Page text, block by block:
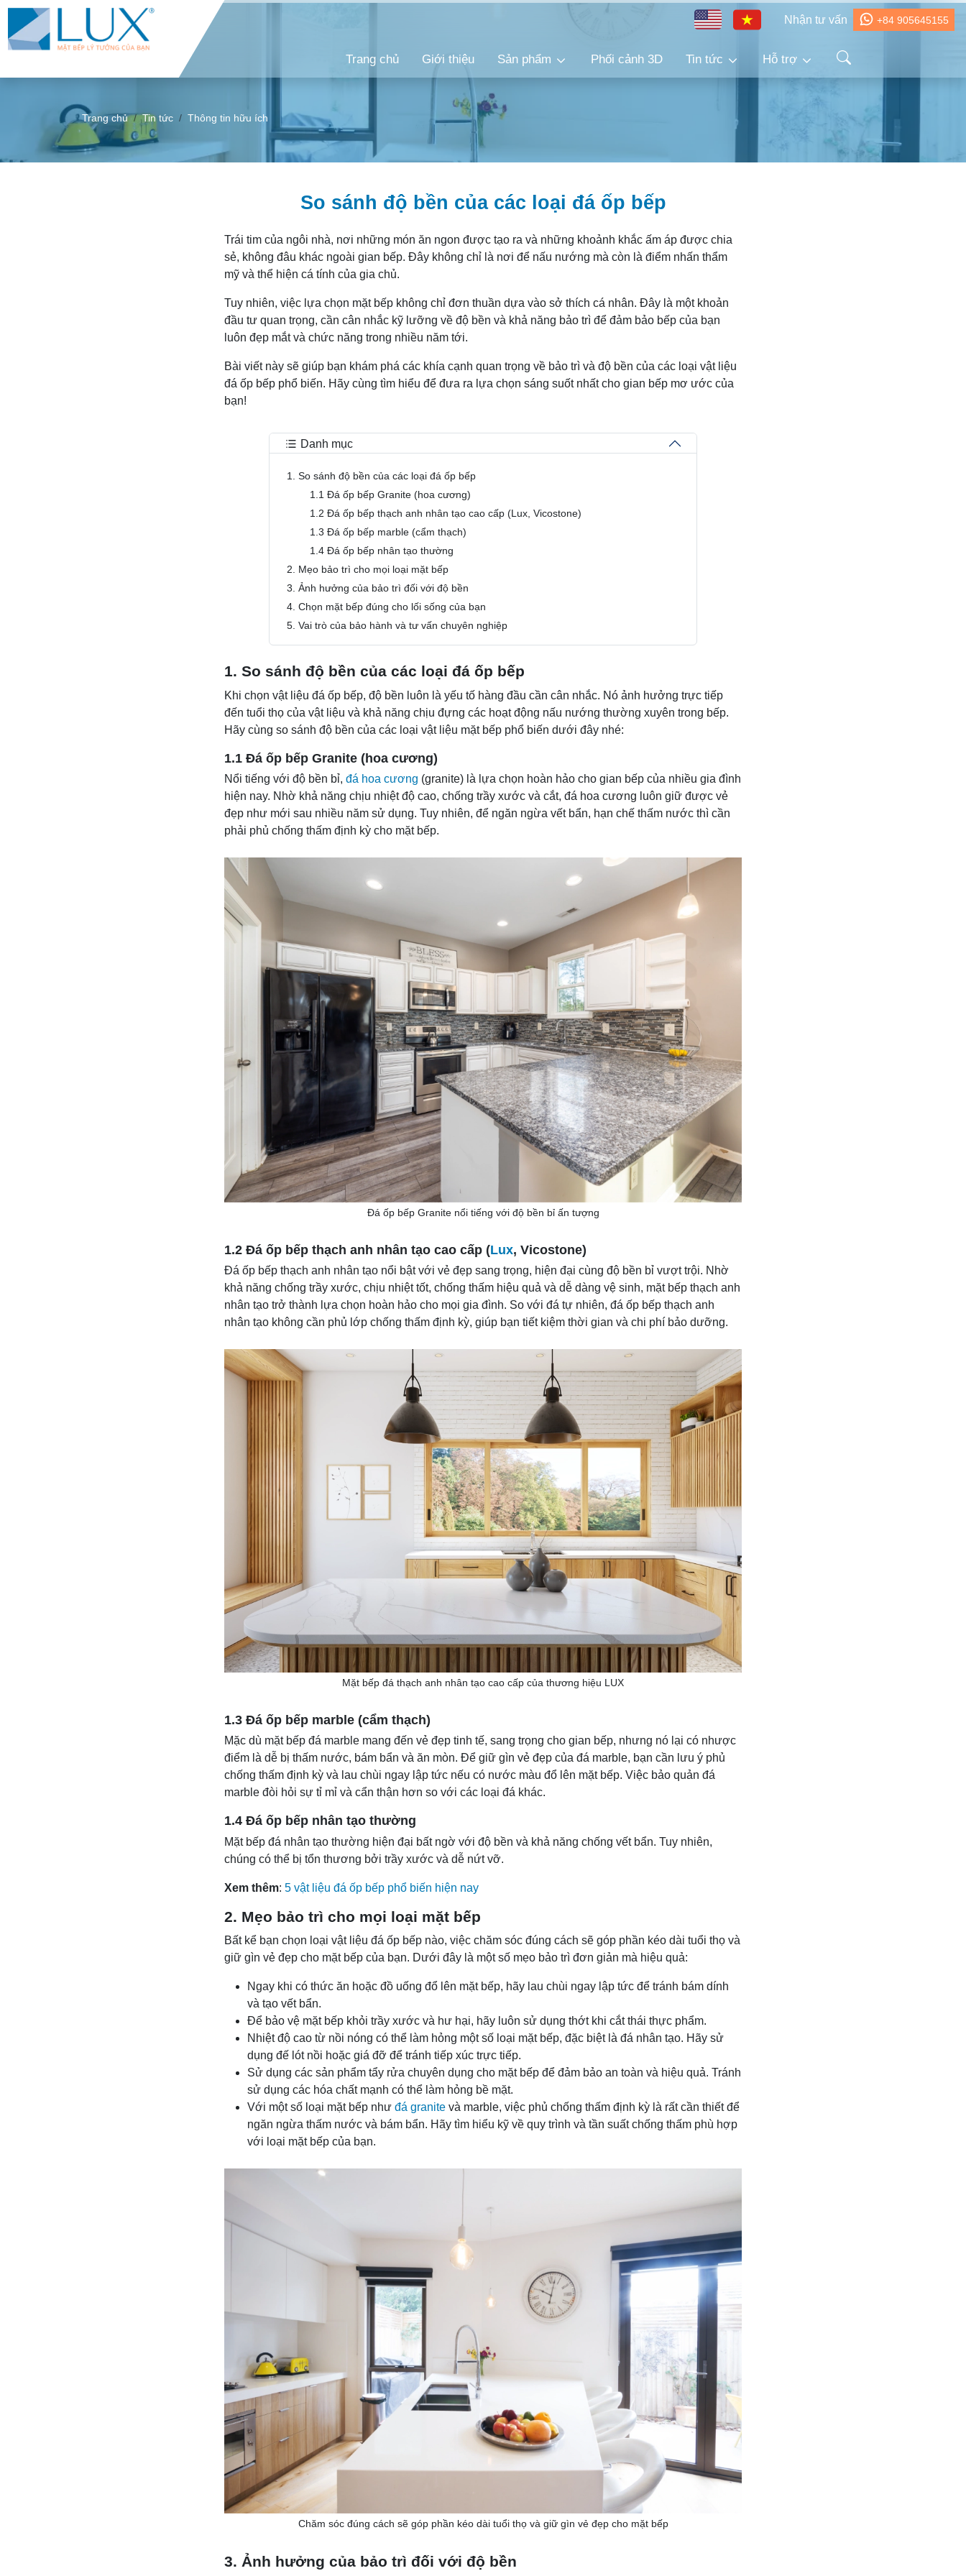
Nhận tư vấn +84 905645155
Trang chủ Giới thiệu Sản phẩm Phối cảnh 3D Tin tức Hỗ trợ
Trang chủ Tin tức Thông tin hữu ích
So sánh độ bền của các loại đá ốp bếp
Trái tim của ngôi nhà, nơi những món ăn ngon được tạo ra và những khoảnh khắc ấm áp được chia
sẻ, không đâu khác ngoài gian bếp. Đây không chỉ là nơi để nấu nướng mà còn là điểm nhấn thẩm
mỹ và thể hiện cá tính của gia chủ.
Tuy nhiên, việc lựa chọn mặt bếp không chỉ đơn thuần dựa vào sở thích cá nhân. Đây là một khoản
đầu tư quan trọng, cần cân nhắc kỹ lưỡng về độ bền và khả năng bảo trì để đảm bảo bếp của bạn
luôn đẹp mắt và chức năng trong nhiều năm tới.
Bài viết này sẽ giúp bạn khám phá các khía cạnh quan trọng về bảo trì và độ bền của các loại vật liệu
đá ốp bếp phổ biến. Hãy cùng tìm hiểu để đưa ra lựa chọn sáng suốt nhất cho gian bếp mơ ước của
bạn!
Danh mục
1. So sánh độ bền của các loại đá ốp bếp
1.1 Đá ốp bếp Granite (hoa cương)
1.2 Đá ốp bếp thạch anh nhân tạo cao cấp (Lux, Vicostone)
1.3 Đá ốp bếp marble (cẩm thạch)
1.4 Đá ốp bếp nhân tạo thường
2. Mẹo bảo trì cho mọi loại mặt bếp
3. Ảnh hưởng của bảo trì đối với độ bền
4. Chọn mặt bếp đúng cho lối sống của bạn
5. Vai trò của bảo hành và tư vấn chuyên nghiệp
1. So sánh độ bền của các loại đá ốp bếp
Khi chọn vật liệu đá ốp bếp, độ bền luôn là yếu tố hàng đầu cần cân nhắc. Nó ảnh hưởng trực tiếp
đến tuổi thọ của vật liệu và khả năng chịu đựng các hoạt động nấu nướng thường xuyên trong bếp.
Hãy cùng so sánh độ bền của các loại vật liệu mặt bếp phổ biến dưới đây nhé:
1.1 Đá ốp bếp Granite (hoa cương)
Nổi tiếng với độ bền bỉ, đá hoa cương (granite) là lựa chọn hoàn hảo cho gian bếp của nhiều gia đình
hiện nay. Nhờ khả năng chịu nhiệt độ cao, chống trầy xước và cắt, đá hoa cương luôn giữ được vẻ
đẹp như mới sau nhiều năm sử dụng. Tuy nhiên, để ngăn ngừa vết bẩn, hạn chế thấm nước thì cần
phải phủ chống thấm định kỳ cho mặt bếp.
Đá ốp bếp Granite nổi tiếng với độ bền bỉ ấn tượng
1.2 Đá ốp bếp thạch anh nhân tạo cao cấp (Lux, Vicostone)
Đá ốp bếp thạch anh nhân tạo nổi bật với vẻ đẹp sang trọng, hiện đại cùng độ bền bỉ vượt trội. Nhờ
khả năng chống trầy xước, chịu nhiệt tốt, chống thấm hiệu quả và dễ dàng vệ sinh, mặt bếp thạch anh
nhân tạo trở thành lựa chọn hoàn hảo cho mọi gia đình. So với đá tự nhiên, đá ốp bếp thạch anh
nhân tạo không cần phủ lớp chống thấm định kỳ, giúp bạn tiết kiệm thời gian và chi phí bảo dưỡng.
Mặt bếp đá thạch anh nhân tạo cao cấp của thương hiệu LUX
1.3 Đá ốp bếp marble (cẩm thạch)
Mặc dù mặt bếp đá marble mang đến vẻ đẹp tinh tế, sang trọng cho gian bếp, nhưng nó lại có nhược
điểm là dễ bị thấm nước, bám bẩn và ăn mòn. Để giữ gìn vẻ đẹp của đá marble, bạn cần lưu ý phủ
chống thấm định kỳ và lau chùi ngay lập tức nếu có nước màu đổ lên mặt bếp. Việc bảo quản đá
marble đòi hỏi sự tỉ mỉ và cẩn thận hơn so với các loại đá khác.
1.4 Đá ốp bếp nhân tạo thường
Mặt bếp đá nhân tạo thường hiện đại bất ngờ với độ bền và khả năng chống vết bẩn. Tuy nhiên,
chúng có thể bị tổn thương bởi trầy xước và dễ nứt vỡ.
Xem thêm: 5 vật liệu đá ốp bếp phổ biến hiện nay
2. Mẹo bảo trì cho mọi loại mặt bếp
Bất kể bạn chọn loại vật liệu đá ốp bếp nào, việc chăm sóc đúng cách sẽ góp phần kéo dài tuổi thọ và
giữ gìn vẻ đẹp cho mặt bếp của bạn. Dưới đây là một số mẹo bảo trì đơn giản mà hiệu quả:
Ngay khi có thức ăn hoặc đồ uống đổ lên mặt bếp, hãy lau chùi ngay lập tức để tránh bám dính
và tạo vết bẩn.
Để bảo vệ mặt bếp khỏi trầy xước và hư hại, hãy luôn sử dụng thớt khi cắt thái thực phẩm.
Nhiệt độ cao từ nồi nóng có thể làm hỏng một số loại mặt bếp, đặc biệt là đá nhân tạo. Hãy sử
dụng đế lót nồi hoặc giá đỡ để tránh tiếp xúc trực tiếp.
Sử dụng các sản phẩm tẩy rửa chuyên dụng cho mặt bếp để đảm bảo an toàn và hiệu quả. Tránh
sử dụng các hóa chất mạnh có thể làm hỏng bề mặt.
Với một số loại mặt bếp như đá granite và marble, việc phủ chống thấm định kỳ là rất cần thiết để
ngăn ngừa thấm nước và bám bẩn. Hãy tìm hiểu kỹ về quy trình và tần suất chống thấm phù hợp
với loại mặt bếp của bạn.
Chăm sóc đúng cách sẽ góp phần kéo dài tuổi thọ và giữ gìn vẻ đẹp cho mặt bếp
3. Ảnh hưởng của bảo trì đối với độ bền